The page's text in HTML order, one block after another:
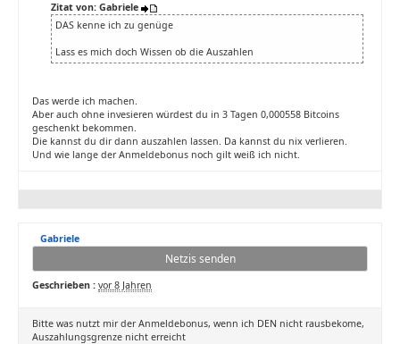
Zitat von: Gabriele
DAS kenne ich zu genüge
Lass es mich doch Wissen ob die Auszahlen
Das werde ich machen.
Aber auch ohne invesieren würdest du in 3 Tagen 0,000558 Bitcoins
geschenkt bekommen.
Die kannst du dir dann auszahlen lassen. Da kannst du nix verlieren.
Und wie lange der Anmeldebonus noch gilt weiß ich nicht.
Gabriele
Netzis senden
Geschrieben : vor 8 Jahren
Bitte was nutzt mir der Anmeldebonus, wenn ich DEN nicht rausbekome,
Auszahlungsgrenze nicht erreicht